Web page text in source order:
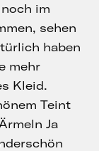
im
sehen
haben
mehr
Kleid.
Teint
Ja